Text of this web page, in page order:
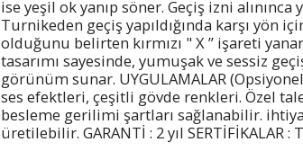
ise yeşil ok yanıp söner. Geçiş izni
Turnikeden geçiş yapıldığında karşı yön
olduğunu belirten kırmızı " X ” işareti
tasarımı sayesinde, yumuşak ve sessiz
görünüm sunar. UYGULAMALAR
ses efektleri, çeşitli gövde renkleri. Özel
besleme gerilimi şartları sağlanabilir.
üretilebilir. GARANTİ : 2 yıl SERTİFİKALAR :